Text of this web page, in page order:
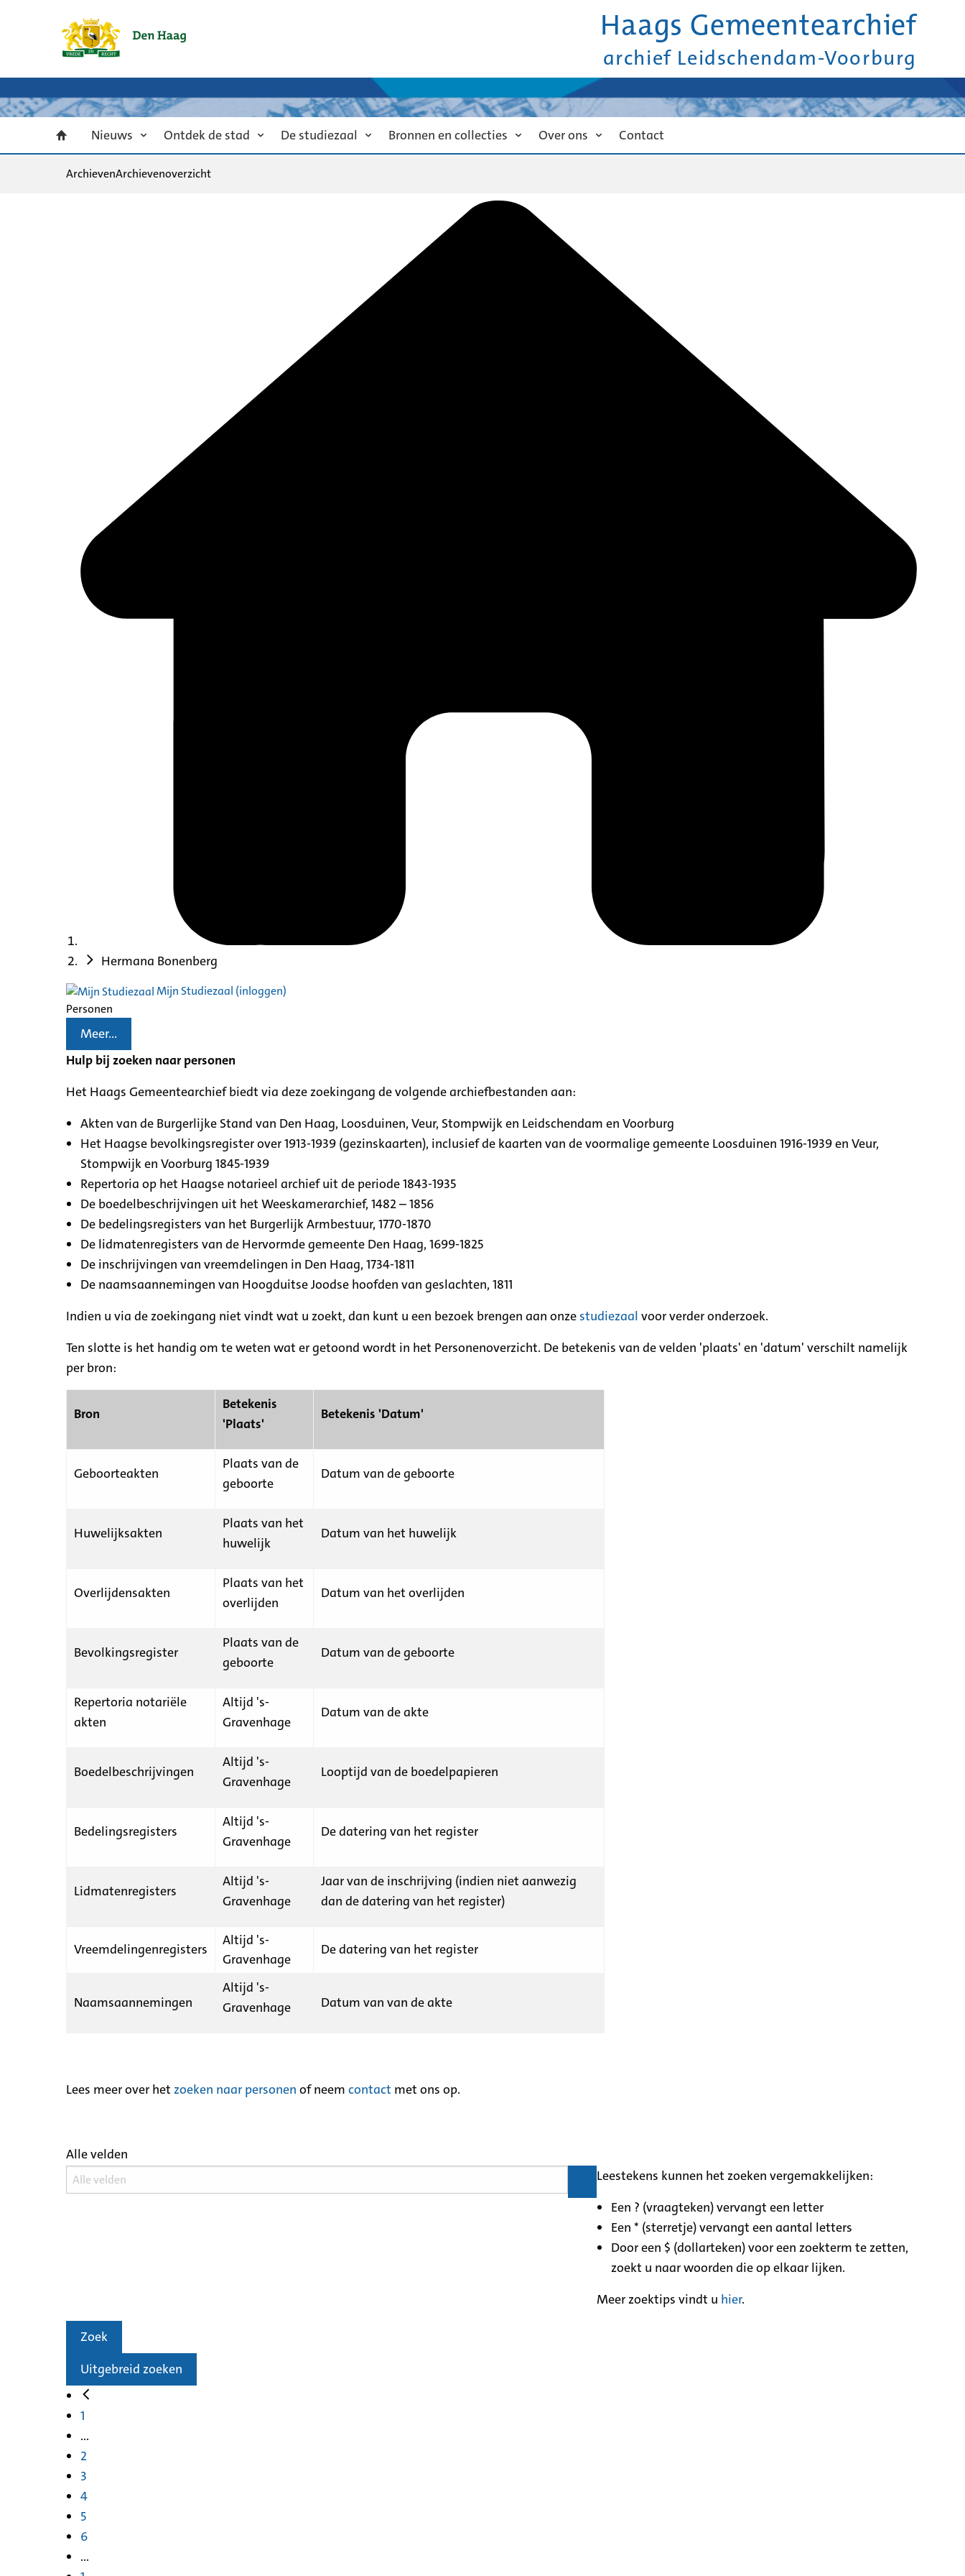
Haags Gemeentearchief
archief Leidschendam-Voorburg
Nieuws Ontdek de stad De studiezaal Bronnen en collecties Over ons Contact
ArchievenArchievenoverzicht
Hermana Bonenberg
Mijn Studiezaal (inloggen)
Personen
Meer...
Hulp bij zoeken naar personen
Het Haags Gemeentearchief biedt via deze zoekingang de volgende archiefbestanden aan:
Akten van de Burgerlijke Stand van Den Haag, Loosduinen, Veur, Stompwijk en Leidschendam en Voorburg
Het Haagse bevolkingsregister over 1913-1939 (gezinskaarten), inclusief de kaarten van de voormalige gemeente Loosduinen 1916-1939 en Veur,
Stompwijk en Voorburg 1845-1939
Repertoria op het Haagse notarieel archief uit de periode 1843-1935
De boedelbeschrijvingen uit het Weeskamerarchief, 1482 – 1856
De bedelingsregisters van het Burgerlijk Armbestuur, 1770-1870
De lidmatenregisters van de Hervormde gemeente Den Haag, 1699-1825
De inschrijvingen van vreemdelingen in Den Haag, 1734-1811
De naamsaannemingen van Hoogduitse Joodse hoofden van geslachten, 1811
Indien u via de zoekingang niet vindt wat u zoekt, dan kunt u een bezoek brengen aan onze studiezaal voor verder onderzoek.
Ten slotte is het handig om te weten wat er getoond wordt in het Personenoverzicht. De betekenis van de velden 'plaats' en 'datum' verschilt namelijk
per bron:
Bron
Betekenis
'Plaats'
Betekenis 'Datum'
Geboorteakten
Plaats van de
geboorte
Datum van de geboorte
Huwelijksakten
Plaats van het
huwelijk
Datum van het huwelijk
Overlijdensakten
Plaats van het
overlijden
Datum van het overlijden
Bevolkingsregister
Plaats van de
geboorte
Datum van de geboorte
Repertoria notariële
akten
Altijd 's-
Gravenhage
Datum van de akte
Boedelbeschrijvingen
Altijd 's-
Gravenhage
Looptijd van de boedelpapieren
Bedelingsregisters
Altijd 's-
Gravenhage
De datering van het register
Lidmatenregisters
Altijd 's-
Gravenhage
Jaar van de inschrijving (indien niet aanwezig
dan de datering van het register)
Vreemdelingenregisters
Altijd 's-
Gravenhage
De datering van het register
Naamsaannemingen
Altijd 's-
Gravenhage
Datum van van de akte
Lees meer over het zoeken naar personen of neem contact met ons op.
Alle velden
Leestekens kunnen het zoeken vergemakkelijken:
Een ? (vraagteken) vervangt een letter
Een * (sterretje) vervangt een aantal letters
Door een $ (dollarteken) voor een zoekterm te zetten,
zoekt u naar woorden die op elkaar lijken.
Meer zoektips vindt u hier.
Zoek
Uitgebreid zoeken
1
...
2
3
4
5
6
...